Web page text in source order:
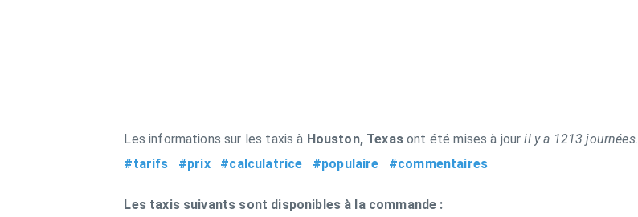
Les informations sur les taxis à Houston, Texasont été mises à jouril y a 1213 journées.
#tarifs
#prix #calculatrice #populaire #commentaires
Les taxis suivants sont disponibles à la commande :